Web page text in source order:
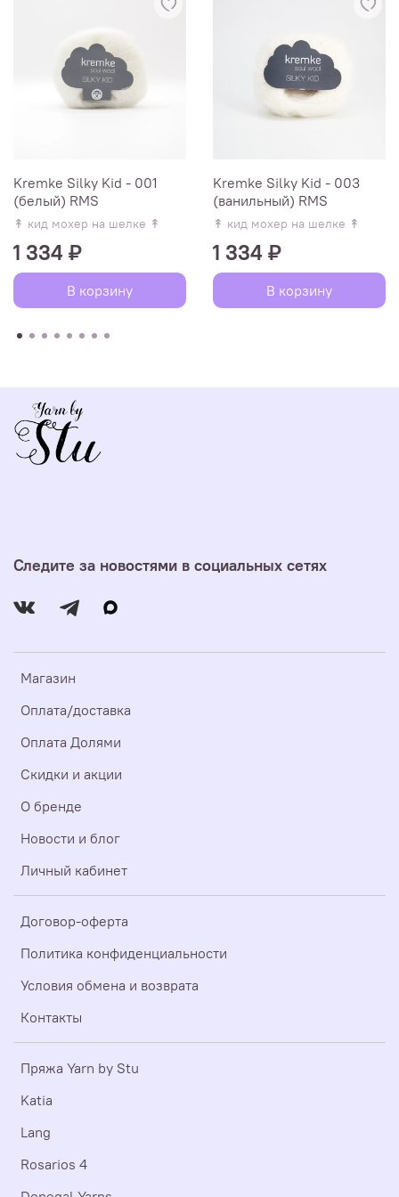
Kremke Silky Kid - 001
(белый) RMS
↟ кид мохер на шелке ↟
1 334 ₽
В корзину
Kremke Silky Kid - 003
(ванильный) RMS
↟ кид мохер на шелке ↟
1 334 ₽
В корзину
Магазин
Оплата/доставка
Оплата Долями
Скидки и акции
О бренде
Новости и блог
Личный кабинет
Договор-оферта
Политика конфиденциальности
Условия обмена и возврата
Контакты
Пряжа Yarn by Stu
Katia
Lang
Rosarios 4
Следите за новостями в социальных сетях